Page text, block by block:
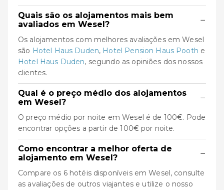
Quais são os alojamentos mais bem
avaliados em Wesel?
−
Os alojamentos com melhores avaliações em Wesel
são Hotel Haus Duden, Hotel Pension Haus Pooth e
Hotel Haus Duden, segundo as opiniões dos nossos
clientes.
Qual é o preço médio dos alojamentos
em Wesel?
−
O preço médio por noite em Wesel é de 100€. Pode
encontrar opções a partir de 100€ por noite.
Como encontrar a melhor oferta de
alojamento em Wesel?
−
Compare os 6 hotéis disponíveis em Wesel, consulte
as avaliações de outros viajantes e utilize o nosso